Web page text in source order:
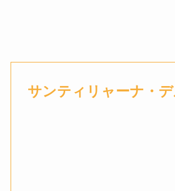
サンティリャーナ・